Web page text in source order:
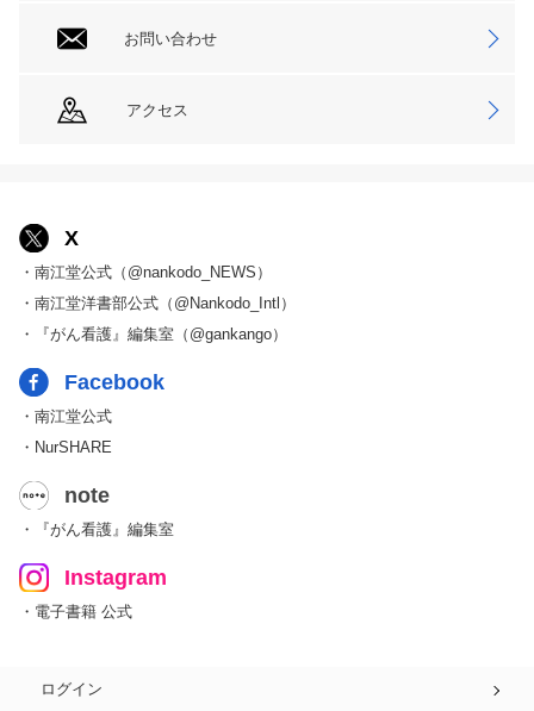
お問い合わせ
アクセス
X
・南江堂公式（@nankodo_NEWS）
・南江堂洋書部公式（@Nankodo_Intl）
・『がん看護』編集室（@gankango）
Facebook
・南江堂公式
・NurSHARE
note
・『がん看護』編集室
Instagram
・電子書籍 公式
ログイン